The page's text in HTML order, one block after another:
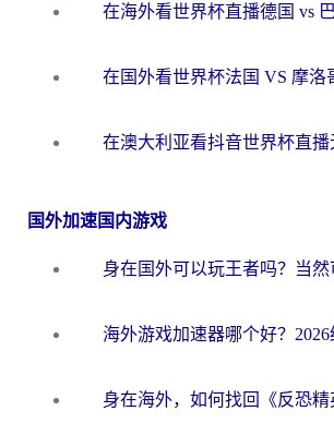
国外加速国内游戏